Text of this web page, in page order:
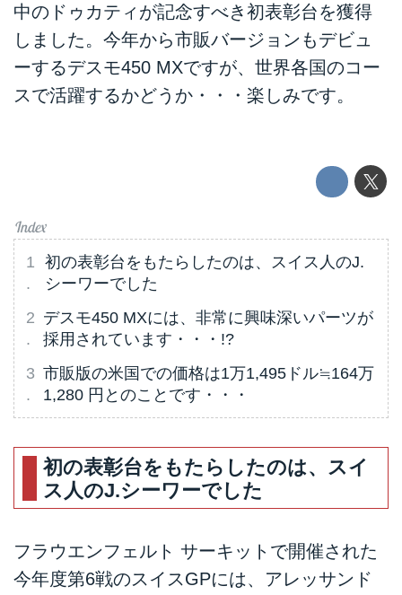
中のドゥカティが記念すべき初表彰台を獲得
しました。今年から市販バージョンもデビュ
ーするデスモ450 MXですが、世界各国のコー
スで活躍するかどうか・・・楽しみです。
初の表彰台をもたらしたのは、スイス人のJ.
シーワーでした
デスモ450 MXには、非常に興味深いパーツが
採用されています・・・!?
市販版の米国での価格は1万1,495ドル≒164万
1,280 円とのことです・・・
初の表彰台をもたらしたのは、スイ
ス人のJ.シーワーでした
フラウエンフェルト サーキットで開催された
今年度第6戦のスイスGPには、アレッサンド